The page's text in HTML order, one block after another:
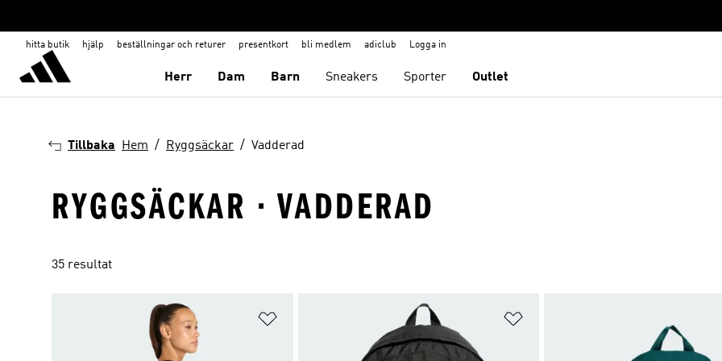
hitta butik hjälp beställningar och returer presentkort bli medlem adiclub Logga in
Herr Dam Barn Sneakers Sporter Outlet
Tillbaka Hem Ryggsäckar Vadderad
RYGGSÄCKAR · VADDERAD
35 resultat
Lägg till på önskelistan